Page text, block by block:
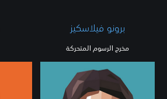
برونو فيلاسكيز
مخرج الرسوم المتحركة